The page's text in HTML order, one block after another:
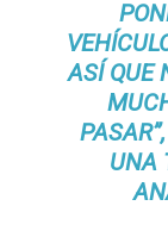
ASÍ QUE
UNA